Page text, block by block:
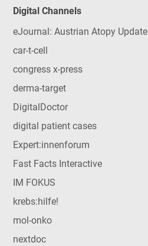
Digital Channels
eJournal: Austrian Atopy Update
car-t-cell
congress x-press
derma-target
DigitalDoctor
digital patient cases
Expert:innenforum
Fast Facts Interactive
IM FOKUS
krebs:hilfe!
mol-onko
nextdoc